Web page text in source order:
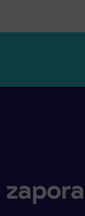
avtocesta